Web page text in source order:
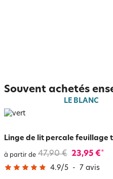
Souvent achetés
LE BLANC
Linge de lit percale feuillage
à partir de 47,90 € 23,95 €*
4.9/5 - 7 avis